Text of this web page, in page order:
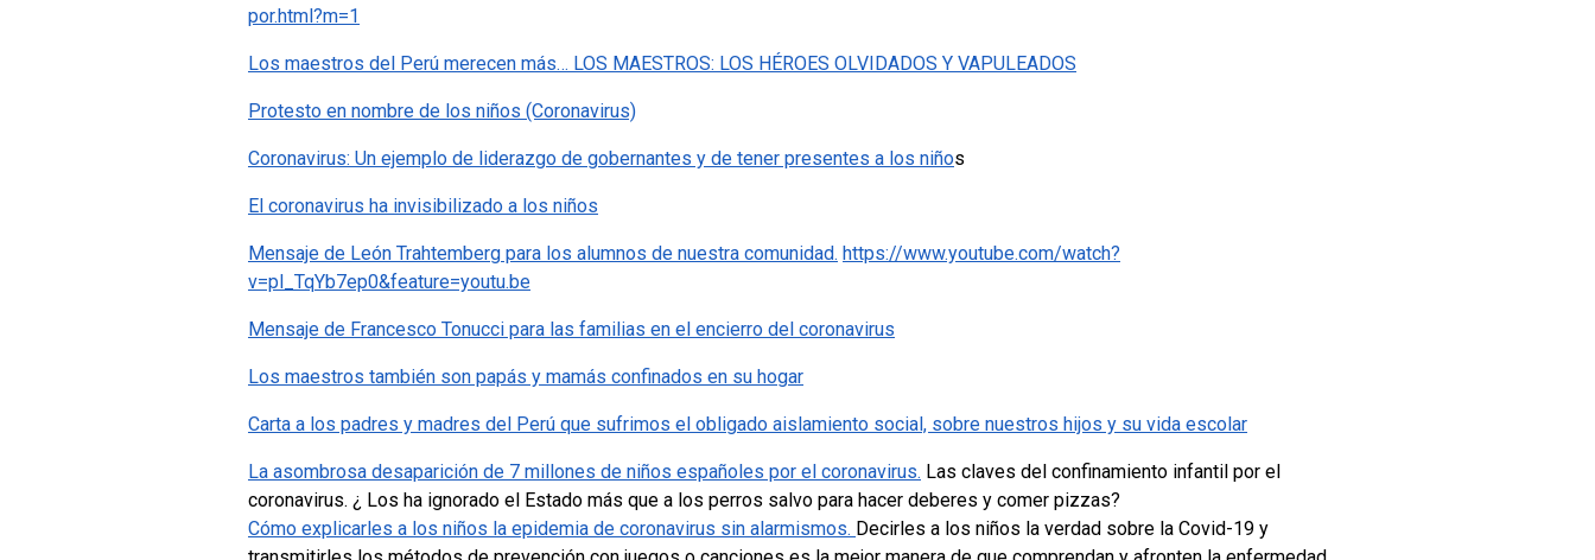
por.html?m=1
Los maestros del Perú merecen más… LOS MAESTROS: LOS HÉROES OLVIDADOS Y VAPULEADOS
Protesto en nombre de los niños (Coronavirus)
Coronavirus: Un ejemplo de liderazgo de gobernantes y de tener presentes a los niños
El coronavirus ha invisibilizado a los niños
Mensaje de León Trahtemberg para los alumnos de nuestra comunidad. https://www.youtube.com/watch?
v=pl_TqYb7ep0&feature=youtu.be
Mensaje de Francesco Tonucci para las familias en el encierro del coronavirus
Los maestros también son papás y mamás confinados en su hogar
Carta a los padres y madres del Perú que sufrimos el obligado aislamiento social, sobre nuestros hijos y su vida escolar
La asombrosa desaparición de 7 millones de niños españoles por el coronavirus. Las claves del confinamiento infantil por el
coronavirus. ¿ Los ha ignorado el Estado más que a los perros salvo para hacer deberes y comer pizzas?
Cómo explicarles a los niños la epidemia de coronavirus sin alarmismos. Decirles a los niños la verdad sobre la Covid-19 y